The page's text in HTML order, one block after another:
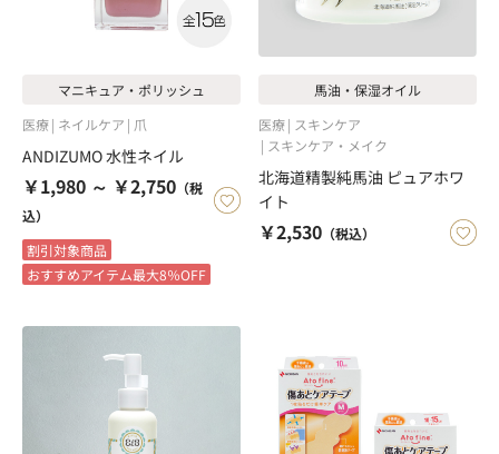
マニキュア・ポリッシュ
医療 ネイルケア 爪
ANDIZUMO 水性ネイル
￥1,980 ～ ￥2,750 （税
込）
割引対象商品
おすすめアイテム最大8％OFF
馬油・保湿オイル
医療 スキンケア
スキンケア・メイク
北海道精製純馬油 ピュアホワ
イト
￥2,530 （税込）